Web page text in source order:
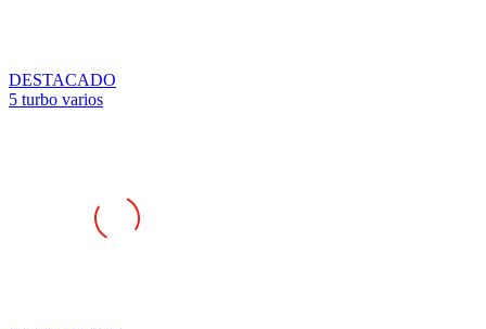
DESTACADO
5 turbo varios